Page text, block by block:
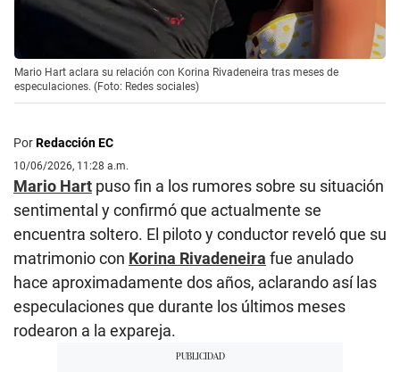
Mario Hart aclara su relación con Korina Rivadeneira tras meses de
especulaciones. (Foto: Redes sociales)
PorRedacción EC
10/06/2026, 11:28 a.m.
Mario Hart puso fin a los rumores sobre su situación
sentimental y confirmó que actualmente se
encuentra soltero. El piloto y conductor reveló que su
matrimonio con Korina Rivadeneira fue anulado
hace aproximadamente dos años, aclarando así las
especulaciones que durante los últimos meses
rodearon a la expareja.